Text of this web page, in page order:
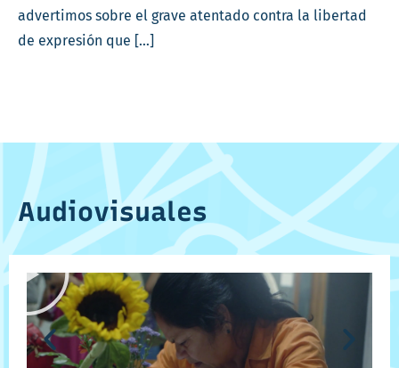
advertimos sobre el grave atentado contra la libertad
de expresión que […]
Audiovisuales